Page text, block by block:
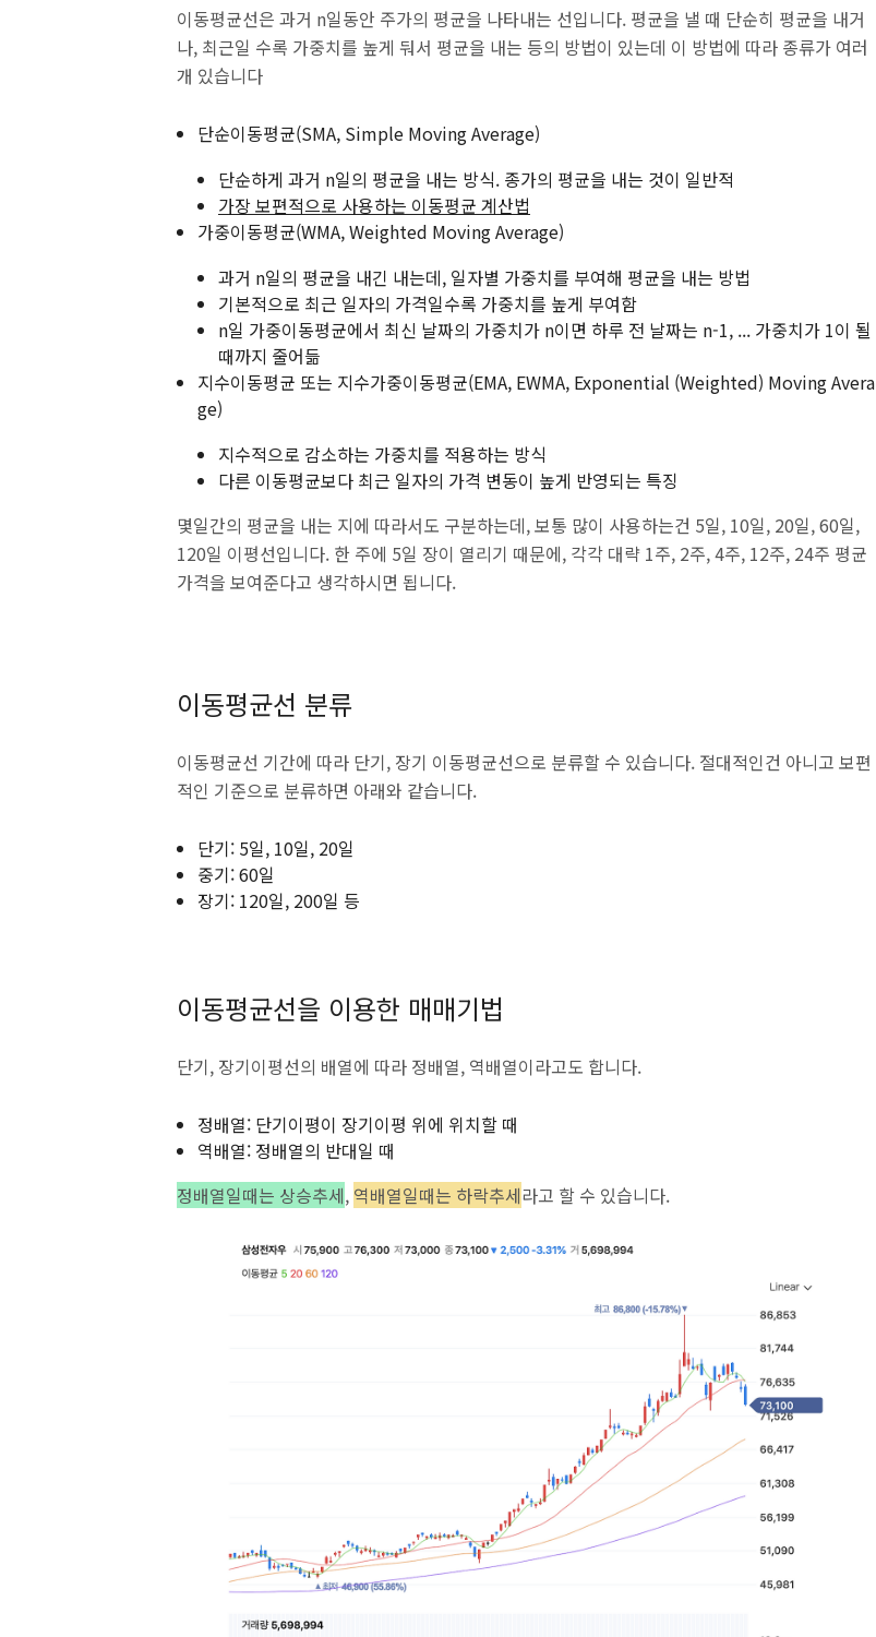
이동평균선은 과거 n일동안 주가의 평균을 나타내는 선입니다. 평균을 낼 때 단순히 평균을 내거
나, 최근일 수록 가중치를 높게 둬서 평균을 내는 등의 방법이 있는데 이 방법에 따라 종류가 여러
개 있습니다
단순이동평균(SMA, Simple Moving Average)
단순하게 과거 n일의 평균을 내는 방식. 종가의 평균을 내는 것이 일반적
가장 보편적으로 사용하는 이동평균 계산법
가중이동평균(WMA, Weighted Moving Average)
과거 n일의 평균을 내긴 내는데, 일자별 가중치를 부여해 평균을 내는 방법
기본적으로 최근 일자의 가격일수록 가중치를 높게 부여함
n일 가중이동평균에서 최신 날짜의 가중치가 n이면 하루 전 날짜는 n-1, ... 가중치가 1이 될
때까지 줄어듦
지수이동평균 또는 지수가중이동평균(EMA, EWMA, Exponential (Weighted) Moving Avera
ge)
지수적으로 감소하는 가중치를 적용하는 방식
다른 이동평균보다 최근 일자의 가격 변동이 높게 반영되는 특징
몇일간의 평균을 내는 지에 따라서도 구분하는데, 보통 많이 사용하는건 5일, 10일, 20일, 60일,
120일 이평선입니다. 한 주에 5일 장이 열리기 때문에, 각각 대략 1주, 2주, 4주, 12주, 24주 평균
가격을 보여준다고 생각하시면 됩니다.
이동평균선 분류
이동평균선 기간에 따라 단기, 장기 이동평균선으로 분류할 수 있습니다. 절대적인건 아니고 보편
적인 기준으로 분류하면 아래와 같습니다.
단기: 5일, 10일, 20일
중기: 60일
장기: 120일, 200일 등
이동평균선을 이용한 매매기법
단기, 장기이평선의 배열에 따라 정배열, 역배열이라고도 합니다.
정배열: 단기이평이 장기이평 위에 위치할 때
역배열: 정배열의 반대일 때
정배열일때는 상승추세, 역배열일때는 하락추세라고 할 수 있습니다.